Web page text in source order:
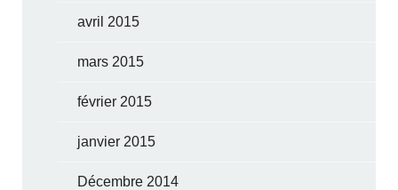
avril 2015
mars 2015
février 2015
janvier 2015
Décembre 2014